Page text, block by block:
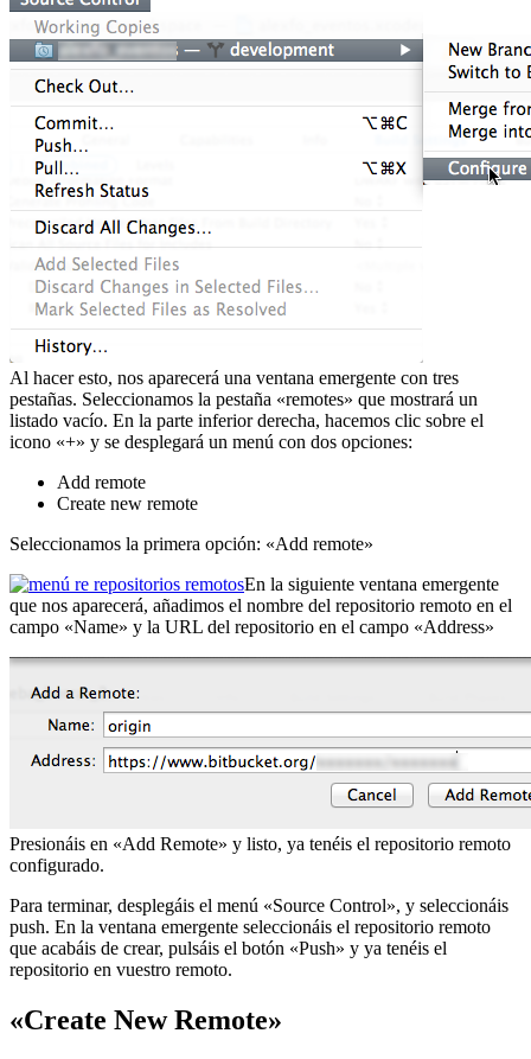
Al hacer esto, nos aparecerá una ventana emergente con tres
pestañas. Seleccionamos la pestaña «remotes» que mostrará un
listado vacío. En la parte inferior derecha, hacemos clic sobre el
icono «+» y se desplegará un menú con dos opciones:
Add remote
Create new remote
Seleccionamos la primera opción: «Add remote»
En la siguiente ventana emergente
que nos aparecerá, añadimos el nombre del repositorio remoto en el
campo «Name» y la URL del repositorio en el campo «Address»
Presionáis en «Add Remote» y listo, ya tenéis el repositorio remoto
configurado.
Para terminar, desplegáis el menú «Source Control», y seleccionáis
push. En la ventana emergente seleccionáis el repositorio remoto
que acabáis de crear, pulsáis el botón «Push» y ya tenéis el
repositorio en vuestro remoto.
«Create New Remote»